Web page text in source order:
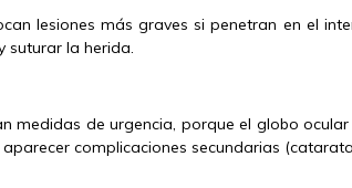
lesiones más graves si penetran en el
la herida.
medidas de urgencia, porque el globo
complicaciones secundarias